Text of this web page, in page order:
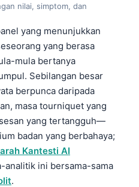
nilai, simptom, dan
yang menunjukkan
yang berasa
mula bertanya
Sebilangan besar
berpunca daripada
masa tourniquet yang
yang tertangguh—
badan yang berbahaya;
Kantesti AI
analitik ini bersama-sama
.